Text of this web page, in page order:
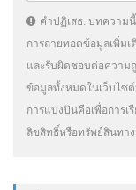
คำปฏิเสธ: บทความ
การถ่ายทอดข้อมูลเพิ่ม
และรับผิดชอบต่อความ
ข้อมูลทั้งหมดในเว็บไซ
การแบ่งปันคือเพื่อการเ
ลิขสิทธิ์หรือทรัพย์สินทา